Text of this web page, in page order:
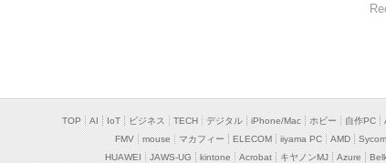
TOP AI IoT ビジネス TECH デジタル iPhone/Mac ホビー 自作PC
FMV
mouse マカフィー ELECOM iiyama PC AMD Sycom
HUAWEI
JAWS-UG kintone Acrobat キヤノンMJ Azure